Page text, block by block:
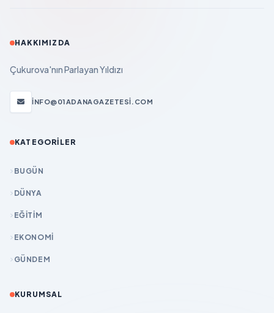
HAKKIMIZDA
Çukurova'nın Parlayan Yıldızı
INFO@01ADANAGAZETESI.COM
KATEGORILER
BUGÜN
DÜNYA
EĞİTİM
EKONOMİ
GÜNDEM
KURUMSAL